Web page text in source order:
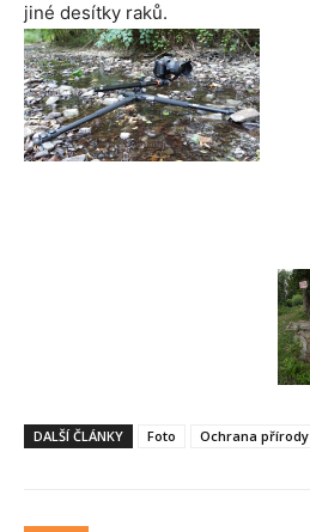
jiné desítky raků.
DALŠÍ ČLÁNKY Foto Ochrana přírody